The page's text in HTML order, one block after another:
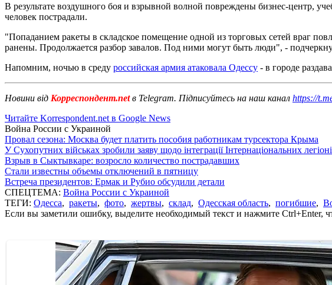
В результате воздушного боя и взрывной волной повреждены бизнес-центр,
человек пострадали.
"Попаданием ракеты в складское помещение одной из торговых сетей враг
ранены. Продолжается разбор завалов. Под ними могут быть люди", -
Напомним, ночью в среду российская армия атаковала Одессу - в городе
Новини від Корреспондент.netв Telegram. Підписуйтесь на наш канал https://
Читайте Korrespondent.net в Google News
Война России с Украиной
Провал сезона: Москва будет платить пособия работникам турсектора Крыма
У Сухопутних військах зробили заяву щодо інтеграції Інтернаціональних
Взрыв в Сыктывкаре: возросло количество пострадавших
Стали известны объемы отключений в пятницу
Встреча президентов: Ермак и Рубио обсудили детали
СПЕЦТЕМА: Война России с Украиной
ТЕГИ: Одесса, ракеты, фото, жертвы, склад, Одесская область, погибшие,
Если вы заметили ошибку, выделите необходимый текст и нажмите Ctrl+Enter,